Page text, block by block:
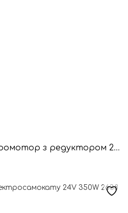
Колекторний електромотор з редуктором 24V 250W під ремінь